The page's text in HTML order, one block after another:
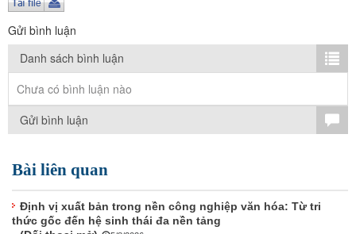
Gửi bình luận
Danh sách bình luận
Chưa có bình luận nào
Gửi bình luận
Bài liên quan
Định vị xuất bản trong nền công nghiệp văn hóa: Từ tri
thức gốc đến hệ sinh thái đa nền tảng